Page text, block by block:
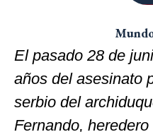
El pasado 28 de
años del asesinato
serbio del
Fernando,